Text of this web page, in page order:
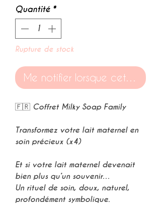
Quantité *
Rupture de stock
Me notifier lorsque cet article
🇫🇷 Coffret Milky Soap Family
Transformez votre lait maternel en
soin précieux (x4)
Et si votre lait maternel devenait
bien plus qu’un souvenir…
Un rituel de soin, doux, naturel,
profondément symbolique.